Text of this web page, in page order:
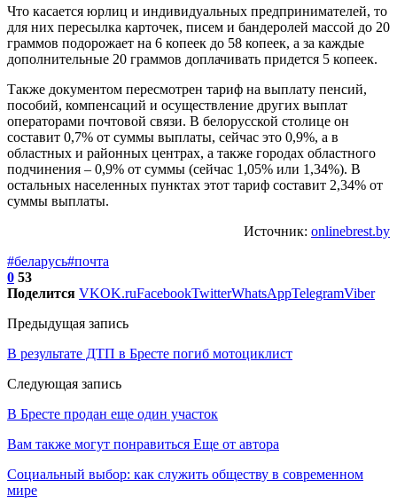
Что касается юрлиц и индивидуальных предпринимателей, то
для них пересылка карточек, писем и бандеролей массой до 20
граммов подорожает на 6 копеек до 58 копеек, а за каждые
дополнительные 20 граммов доплачивать придется 5 копеек.
Также документом пересмотрен тариф на выплату пенсий,
пособий, компенсаций и осуществление других выплат
операторами почтовой связи. В белорусской столице он
составит 0,7% от суммы выплаты, сейчас это 0,9%, а в
областных и районных центрах, а также городах областного
подчинения – 0,9% от суммы (сейчас 1,05% или 1,34%). В
остальных населенных пунктах этот тариф составит 2,34% от
суммы выплаты.
Источник: onlinebrest.by
#беларусь#почта
0 53
Поделится VKOK.ruFacebookTwitterWhatsAppTelegramViber
Предыдущая запись
В результате ДТП в Бресте погиб мотоциклист
Следующая запись
В Бресте продан еще один участок
Вам также могут понравиться Еще от автора
Социальный выбор: как служить обществу в современном
мире